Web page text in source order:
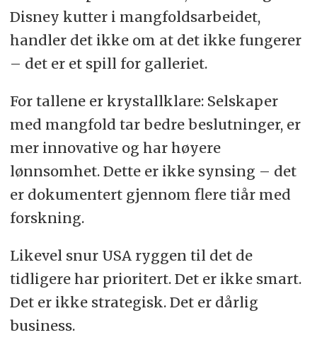
Disney kutter i mangfoldsarbeidet,
handler det ikke om at det ikke fungerer
– det er et spill for galleriet.
For tallene er krystallklare: Selskaper
med mangfold tar bedre beslutninger, er
mer innovative og har høyere
lønnsomhet. Dette er ikke synsing – det
er dokumentert gjennom flere tiår med
forskning.
Likevel snur USA ryggen til det de
tidligere har prioritert. Det er ikke smart.
Det er ikke strategisk. Det er dårlig
business.